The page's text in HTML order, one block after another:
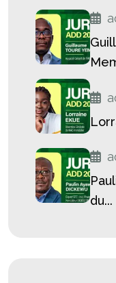
du...